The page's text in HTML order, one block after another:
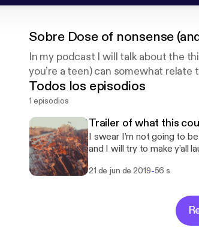
Sobre Dose of nonsense
In my podcast I will talk about the
you’re a teen) can somewhat
Todos los episodios
1 episodios
Trailer of what this
I swear I’m not going to
and I will try to make y’all
21 de jun de 2019-56 s